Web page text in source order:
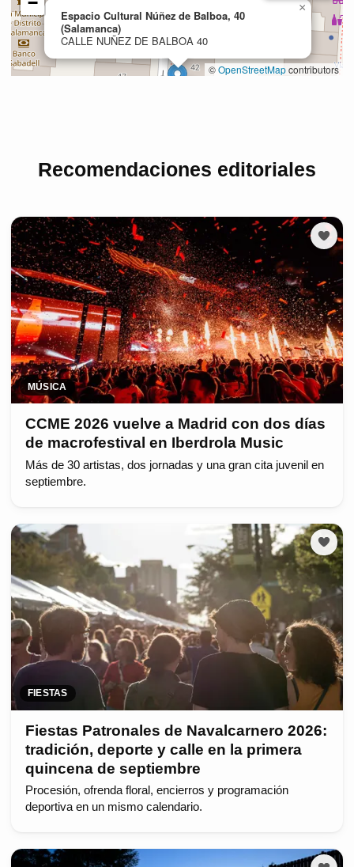
Recomendaciones editoriales
MÚSICA
CCME 2026 vuelve a Madrid con dos días
de macrofestival en Iberdrola Music
Más de 30 artistas, dos jornadas y una gran cita juvenil en
septiembre.
FIESTAS
Fiestas Patronales de Navalcarnero 2026:
tradición, deporte y calle en la primera
quincena de septiembre
Procesión, ofrenda floral, encierros y programación
deportiva en un mismo calendario.